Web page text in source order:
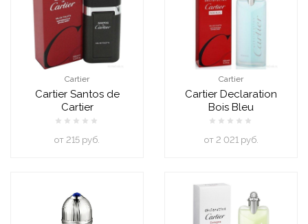
Cartier
Cartier Santos de
Cartier
oт 215 руб.
Cartier
Cartier Declaration
Bois Bleu
oт 2 021 руб.